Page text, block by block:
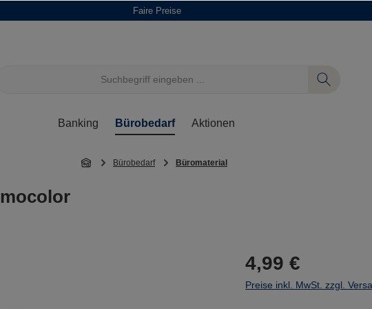
Faire Preise
Banking Bürobedarf Aktionen
Bürobedarf Büromaterial
4,99 €
Preise inkl. MwSt. zzgl.